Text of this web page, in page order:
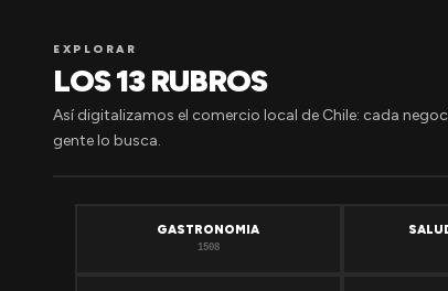
EXPLORAR
LOS 13 RUBROS
Así digitalizamos el comercio local de Chile: cada
gente lo busca.
GASTRONOMIA
1508